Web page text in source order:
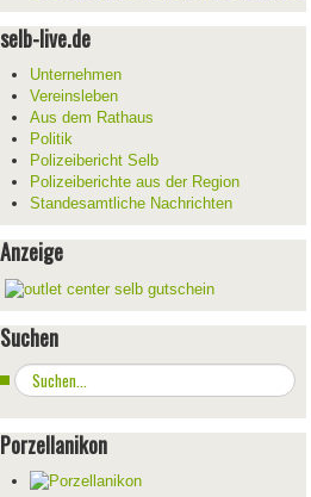
selb-live.de
Unternehmen
Vereinsleben
Aus dem Rathaus
Politik
Polizeibericht Selb
Polizeiberichte aus der Region
Standesamtliche Nachrichten
Anzeige
Suchen
Suchen
...
Porzellanikon